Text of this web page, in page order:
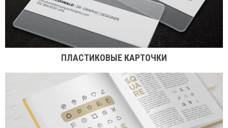
ПЛАСТИКОВЫЕ КАРТОЧКИ